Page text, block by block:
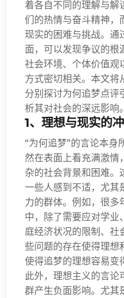
着各自不同的理解与解
们的热情与奋斗精神，
现实的困难与挑战。通
面，可以发现争议的根
社会环境、个体价值观
方式密切相关。本文将
分别探讨为何追梦点评
析其对社会的深远影响。
1、理想与现实的
“为何追梦”的言论本身
然在表面上看充满激情
杂的社会背景和困难。
一些人感到不适，尤其
力的群体。例如，很多
中，除了需要应对学业
庭经济状况的限制、社
些问题的存在使得理想
使得追梦的理想容易变
此外，理想主义的言论
群产生负面影响。尤其